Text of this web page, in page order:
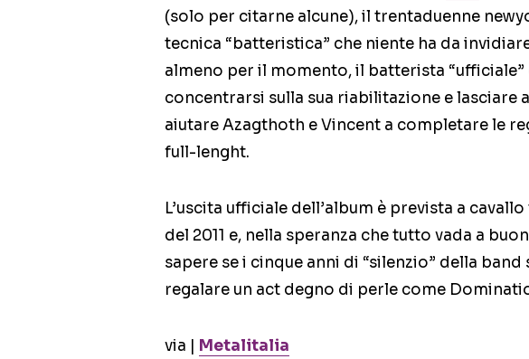
(solo per citarne alcune), il trentaduenne
tecnica “batteristica” che niente ha da
almeno per il momento, il batterista
concentrarsi sulla sua riabilitazione e lasciare
aiutare Azagthoth e Vincent a completare le
full-lenght.
L’uscita ufficiale dell’album è prevista a
del 2011 e, nella speranza che tutto vada a
sapere se i cinque anni di “silenzio” della
regalare un act degno di perle come
via | Metalitalia